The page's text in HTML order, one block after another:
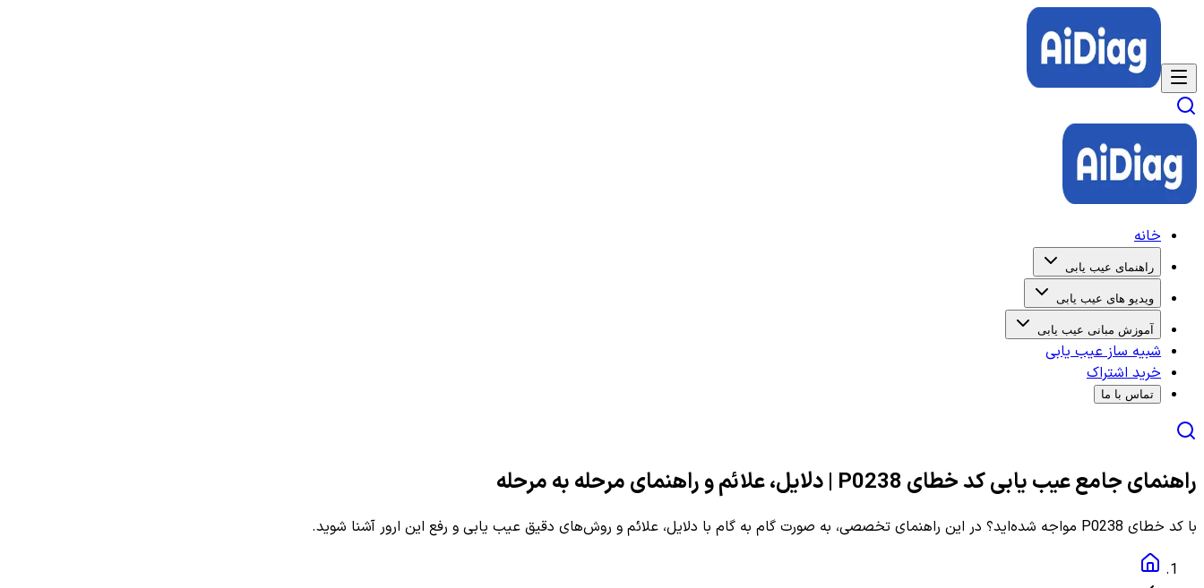
خانه
راهنمای عیب یابی
ویدیو های عیب یابی
آموزش مبانی عیب یابی
شبیه ساز عیب یابی
خرید اشتراک
تماس با ما
راهنمای جامع عیب یابی کد خطای P0238 | دلایل، علائم و راهنمای مرحله به مرحله
با کد خطای P0238 مواجه شده‌اید؟ در این راهنمای تخصصی، به صورت گام به گام با دلایل، علائم و روش‌های دقیق عیب یابی و رفع این ارور آشنا شوید.